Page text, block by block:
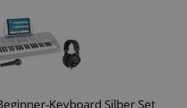
Keyboard Silber Set